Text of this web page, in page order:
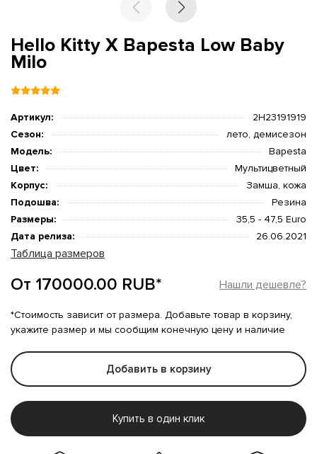
Hello Kitty X Bapesta Low Baby
Milo
Артикул:
2H23191919
Сезон:
лето, демисезон
Модель:
Bapesta
Цвет:
Мультицветный
Корпус:
Замша, кожа
Подошва:
Резина
Размеры:
35,5 - 47,5 Euro
Дата релиза:
26.06.2021
Таблица размеров
От 170000.00 RUB* Нашли дешевле?
*Стоимость зависит от размера. Добавьте товар в корзину,
укажите размер и мы сообщим конечную цену и наличие
Добавить в корзину
Купить в один клик